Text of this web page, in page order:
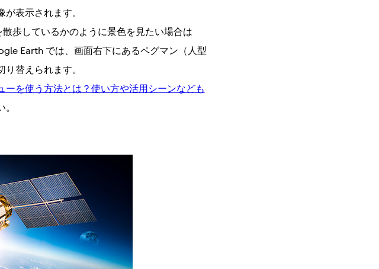
表示されます。
歩しているかのように景色を見たい場合は
Earth では、画面右下にあるペグマン（人型
替えられます。
ーを使う方法とは？使い方や活用シーンなども